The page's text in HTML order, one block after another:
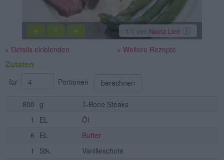
« || » 1 /1 von Neeta Lind
» Details einblenden » Weitere Rezepte
Zutaten
für Portionen berechnen
800 g
T-Bone Steaks
1
EL
Öl
6 EL
Butter
1
Stk.
Vanilleschote